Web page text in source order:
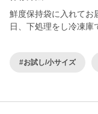
鮮度保持袋に入れてお
日、下処理をし冷凍庫
#お試し/小サイズ